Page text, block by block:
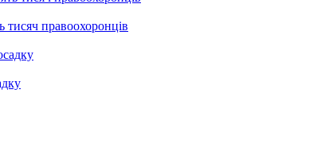
тисяч правоохоронців